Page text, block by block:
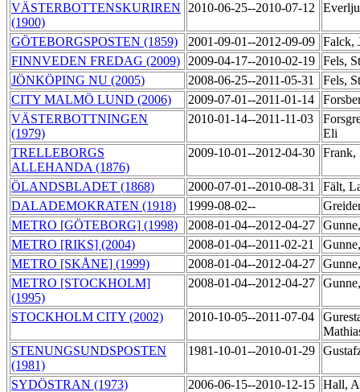
VÄSTERBOTTENSKURIREN
(1900)
2010-06-25--2010-07-12
GÖTEBORGSPOSTEN (1859) 2001-09-01--2012-09-09 Falck,
FINNVEDEN FREDAG (2009)
2009-04-17--2010-02-19 Fels,
JÖNKÖPING NU (2005)
2008-06-25--2011-05-31
Fels,
CITY MALMÖ LUND (2006)
2009-07-01--2011-01-14
VÄSTERBOTTNINGEN
(1979)
2010-01-14--2011-11-03
Eli
TRELLEBORGS
ALLEHANDA (1876)
2009-10-01--2012-04-30
ÖLANDSBLADET (1868) 2000-07-01--2010-08-31
Fält,
DALADEMOKRATEN (1918)
1999-08-02--
METRO [GÖTEBORG] (1998)
2008-01-04--2012-04-27
METRO [RIKS] (2004)
2008-01-04--2011-02-21
METRO [SKÅNE] (1999)
2008-01-04--2012-04-27
METRO [STOCKHOLM]
(1995)
2008-01-04--2012-04-27
STOCKHOLM CITY (2002) 2010-10-05--2011-07-04
STENUNGSUNDSPOSTEN
(1981)
1981-10-01--2010-01-29
SYDÖSTRAN (1973) 2006-06-15--2010-12-15 Hall,